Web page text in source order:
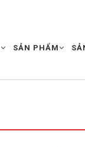
SẢN PHẨM